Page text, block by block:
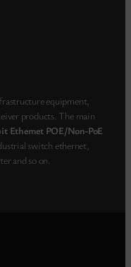
equipment,
products. The main
Ethernet POE/Non-PoE
switch ethernet,
and so on.